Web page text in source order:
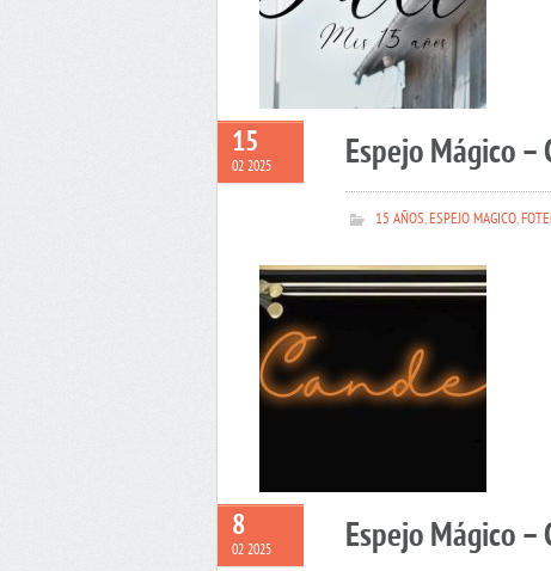
15
02 2025 Espejo Mágico –
15 AÑOS,ESPEJO MAGICO,
8
02 2025 Espejo Mágico –